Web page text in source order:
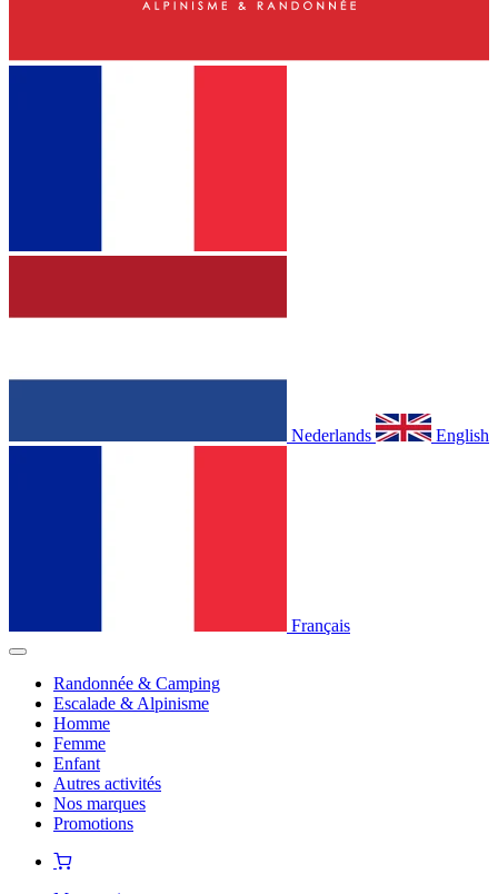
Nederlands English
Français
Randonnée & Camping
Escalade & Alpinisme
Homme
Femme
Enfant
Autres activités
Nos marques
Promotions